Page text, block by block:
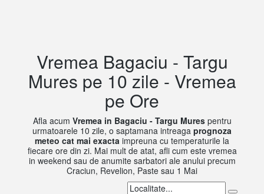
Vremea Bagaciu - Targu
Mures pe 10 zile - Vremea
pe Ore
Afla acum Vremea in Bagaciu - Targu Murespentru
urmatoarele 10 zile, o saptamana intreaga prognoza
meteo cat mai exacta impreuna cu temperaturile la
fiecare ore din zi. Mai mult de atat, afli cum este vremea
in weekend sau de anumite sarbatori ale anului precum
Craciun, Revelion, Paste sau 1 Mai